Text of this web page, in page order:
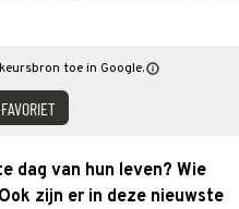
toe in Google.
dag van hun leven? Wie
zijn er in deze nieuwste